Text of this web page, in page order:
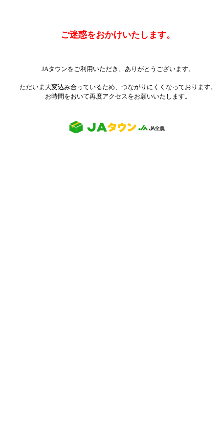
ご迷惑をおかけいたします。
JAタウンをご利用いただき、ありがとうございます。
ただいま大変込み合っているため、つながりにくくなっております。
お時間をおいて再度アクセスをお願いいたします。